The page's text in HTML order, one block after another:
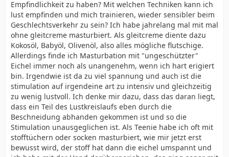
Empfindlichkeit zu haben? Mit welchen Techniken kann ich
lust empfinden und mich trainieren, wieder sensibler beim
Geschlechtsverkehr zu sein? Ich habe jahrelang mal mit mal
ohne gleitcreme masturbiert. Als gleitcreme diente dazu
Kokosöl, Babyöl, Olivenöl, also alles mögliche flutschige.
Allerdings finde ich Masturbation mit "ungeschützter"
Eichel immer noch als unangenehm, wenn ich hart erigiert
bin. Irgendwie ist da zu viel spannung und auch ist die
stimulation auf irgendeine art zu intensiv und gleichzeitig
zu wenig lustvoll. Ich denke mir dazu, dass das daran liegt,
dass ein Teil des Lustkreislaufs eben durch die
Beschneidung abhanden gekommen ist und so die
Stimulation unausgeglichen ist. Als Teenie habe ich oft mit
stofftüchern oder socken masturbiert, wie mir jetzt erst
bewusst wird, der stoff hat dann die eichel umspannt und